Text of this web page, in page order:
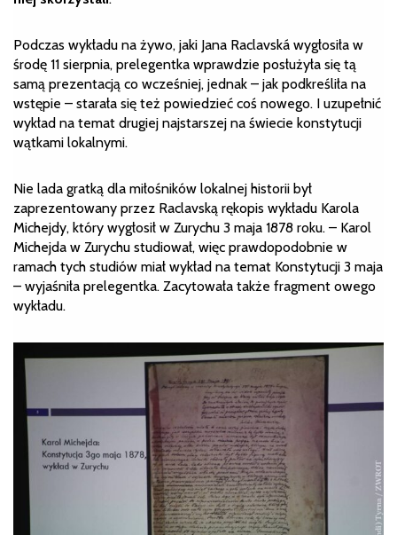
Podczas wykładu na żywo, jaki Jana Raclavská wygłosiła w
środę 11 sierpnia, prelegentka wprawdzie posłużyła się tą
samą prezentacją co wcześniej, jednak – jak podkreśliła na
wstępie – starała się też powiedzieć coś nowego. I uzupełnić
wykład na temat drugiej najstarszej na świecie konstytucji
wątkami lokalnymi.
Nie lada gratką dla miłośników lokalnej historii był
zaprezentowany przez Raclavską rękopis wykładu Karola
Michejdy, który wygłosił w Zurychu 3 maja 1878 roku. – Karol
Michejda w Zurychu studiował, więc prawdopodobnie w
ramach tych studiów miał wykład na temat Konstytucji 3 maja
– wyjaśniła prelegentka. Zacytowała także fragment owego
wykładu.